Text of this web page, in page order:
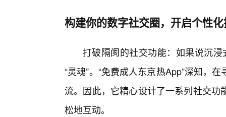
构建你的数字社交圈，开启个性
打破隔阂的社交功能：如果说沉
“灵魂”。“免费成人东京热App”深知，
流。因此，它精心设计了一系列社交
松地互动。